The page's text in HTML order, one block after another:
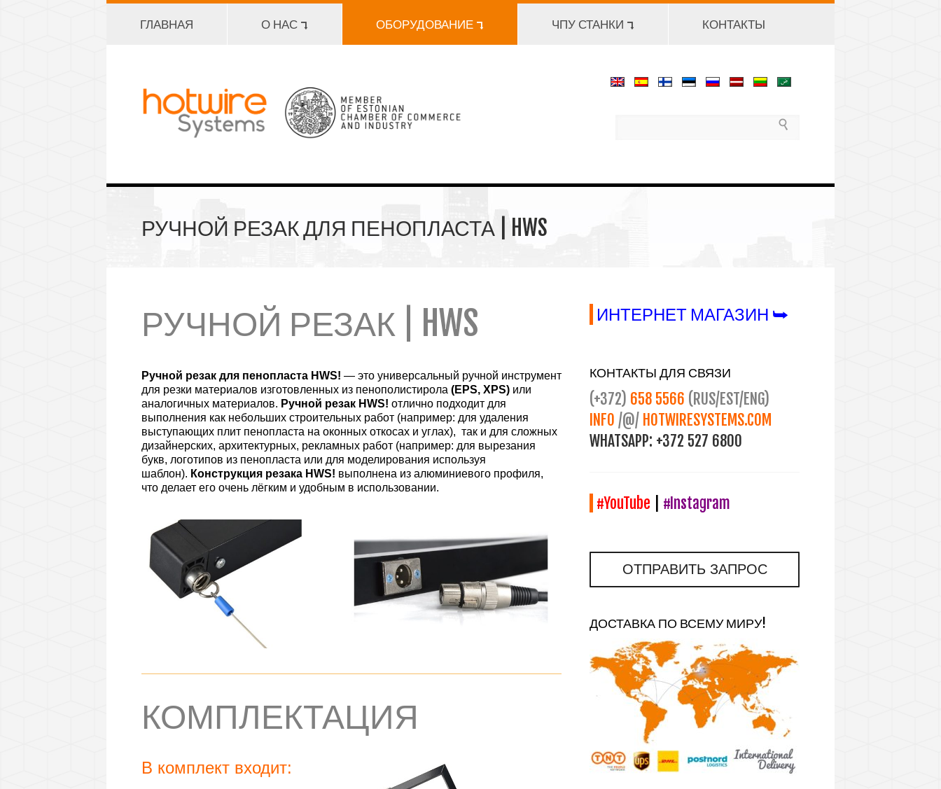
ГЛАВНАЯ О НАС ⮧ ОБОРУДОВАНИЕ ⮧ ЧПУ СТАНКИ ⮧ КОНТАКТЫ
РУЧНОЙ РЕЗАК ДЛЯ ПЕНОПЛАСТА | HWS
РУЧНОЙ РЕЗАК | HWS
Ручной резак для пенопласта HWS! — это универсальный ручной инструмент
для резки материалов изготовленных из пенополистирола (EPS, XPS) или
аналогичных материалов. Ручной резак HWS! отлично подходит для
выполнения как небольших строительных работ (например: для удаления
выступающих плит пенопласта на оконных откосах и углах), так и для сложных
дизайнерских, архитектурных, рекламных работ (например: для вырезания
букв, логотипов из пенопласта или для моделирования используя
шаблон). Конструкция резака HWS! выполнена из алюминиевого профиля,
что делает его очень лёгким и удобным в использовании.
КОМПЛЕКТАЦИЯ
В комплект входит:
ИНТЕРНЕТ МАГАЗИН ⮩
КОНТАКТЫ ДЛЯ СВЯЗИ
(+372) 658 5566 (RUS/EST/ENG)
INFO/@/ HOTWIRESYSTEMS.COM
WHATSAPP: +372 527 6800
#YouTube #Instagram
ОТПРАВИТЬ ЗАПРОС
ДОСТАВКА ПО ВСЕМУ МИРУ!